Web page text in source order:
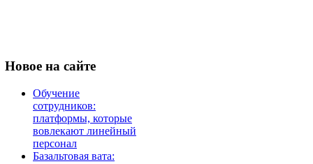
Новое на сайте
Обучение
сотрудников:
платформы, которые
вовлекают линейный
персонал
Базальтовая вата: